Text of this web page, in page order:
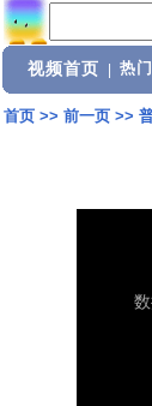
视频首页 热
首页>> 前一页>>